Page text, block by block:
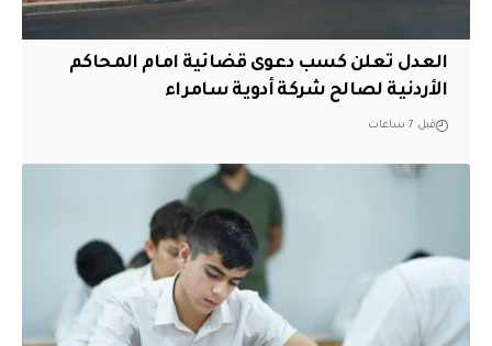
العدل تعلن كسب دعوى قضائية امام المحاكم
الأردنية لصالح شركة أدوية سامراء
قبل 7 ساعات